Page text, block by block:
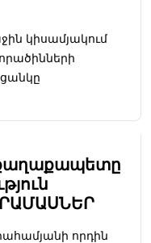
կիսամյակում
որդին